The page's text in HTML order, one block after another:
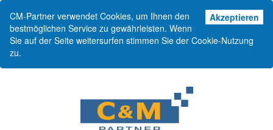
Akzeptieren
CM-Partner verwendet Cookies, um Ihnen den
bestmöglichen Service zu gewährleisten. Wenn
Sie auf der Seite weitersurfen stimmen Sie der Cookie-Nutzung
zu.